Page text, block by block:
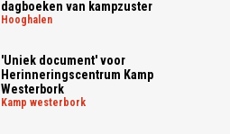
dagboeken van kampzuster
hooghalen
'Uniek document' voor
Herinneringscentrum Kamp
Westerbork
kamp westerbork